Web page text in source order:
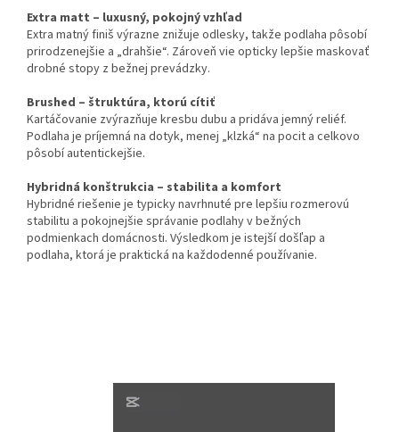
Extra matt – luxusný, pokojný vzhľad
Extra matný finiš výrazne znižuje odlesky, takže podlaha pôsobí
prirodzenejšie a „drahšie“. Zároveň vie opticky lepšie maskovať
drobné stopy z bežnej prevádzky.
Brushed – štruktúra, ktorú cítiť
Kartáčovanie zvýrazňuje kresbu dubu a pridáva jemný reliéf.
Podlaha je príjemná na dotyk, menej „klzká“ na pocit a celkovo
pôsobí autentickejšie.
Hybridná konštrukcia – stabilita a komfort
Hybridné riešenie je typicky navrhnuté pre lepšiu rozmerovú
stabilitu a pokojnejšie správanie podlahy v bežných
podmienkach domácnosti. Výsledkom je istejší došľap a
podlaha, ktorá je praktická na každodenné používanie.